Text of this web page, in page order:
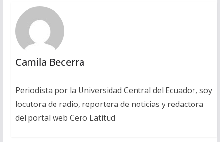
Camila Becerra
Periodista por la Universidad Central del Ecuador, soy
locutora de radio, reportera de noticias y redactora
del portal web Cero Latitud